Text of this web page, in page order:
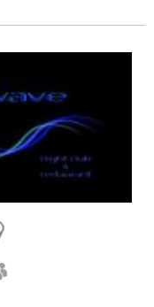
70
לאירוח
ללא תחרות.